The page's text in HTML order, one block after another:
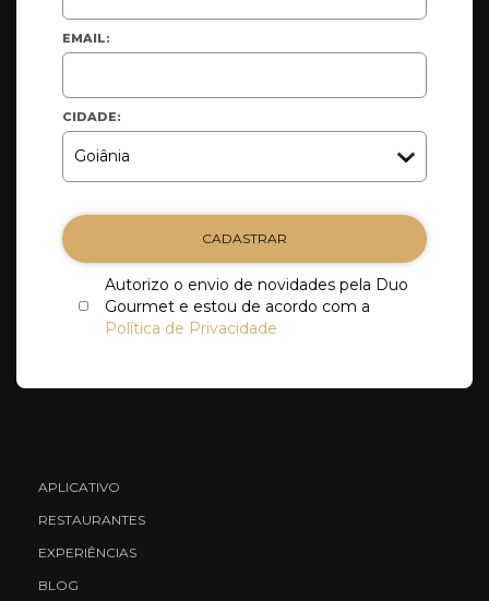
EMAIL:
CIDADE:
CADASTRAR
Autorizo o envio de novidades pela Duo
Gourmet e estou de acordo com a
Política de Privacidade
APLICATIVO
RESTAURANTES
EXPERIÊNCIAS
BLOG